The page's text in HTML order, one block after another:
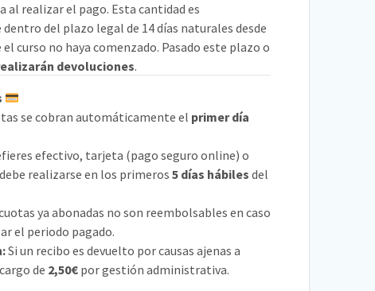
al realizar el pago. Esta cantidad es
del plazo legal de 14 días naturales desde
curso no haya comenzado. Pasado este plazo o
devoluciones.
se cobran automáticamente el primer día
efectivo, tarjeta (pago seguro online) o
realizarse en los primeros 5 días hábiles del
ya abonadas no son reembolsables en caso
el periodo pagado.
Si un recibo es devuelto por causas ajenas a
de 2,50€por gestión administrativa.